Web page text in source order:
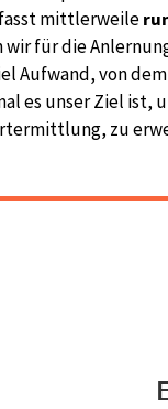
mittlerweile
für die
von
es unser Ziel ist,
zu